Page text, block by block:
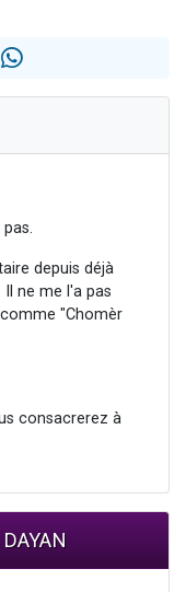
Maasser
pour Tsédaka : pauvres d'Israel
depuis déjà
ne me l'a pas
"Chomèr
consacrerez à